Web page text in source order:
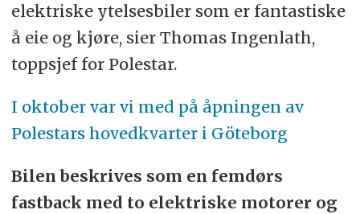
elektriske ytelsesbiler som er fantastiske
å eie og kjøre, sier Thomas Ingenlath,
toppsjef for Polestar.
I oktober var vi med på åpningen av
Polestars hovedkvarter i Göteborg
Bilen beskrives som en femdørs
fastback med to elektriske motorer og